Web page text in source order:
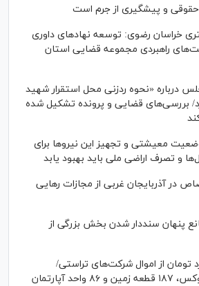
و پیشگیری از جرم است
خراسان رضوی: توسعه نهاد‌های داوری
راهبردی مجموعه قضایی استان
درباره «نحوه ردزنی محل استقرار شهید
بررسی‌های قضایی و پرونده تشکیل شده
معیشتی و تجهیز این نیرو‌ها برای
و تصرف اراضی ملی باید بهبود یابد
در آذربایجان‌ غربی از مجازات رهایی
پنهان سنددار شدن بخش بزرگی از
میلیارد تومان از اموال شرکت‌های تراستی/